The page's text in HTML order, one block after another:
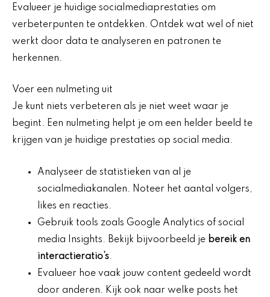
Evalueer je huidige socialmediaprestaties om
verbeterpunten te ontdekken. Ontdek wat wel of niet
werkt door data te analyseren en patronen te
herkennen.
Voer een nulmeting uit
Je kunt niets verbeteren als je niet weet waar je
begint. Een nulmeting helpt je om een helder beeld te
krijgen van je huidige prestaties op social media.
Analyseer de statistieken van al je
socialmediakanalen. Noteer het aantal volgers,
likes en reacties.
Gebruik tools zoals Google Analytics of social
media Insights. Bekijk bijvoorbeeld je bereik en
interactieratio’s.
Evalueer hoe vaak jouw content gedeeld wordt
door anderen. Kijk ook naar welke posts het